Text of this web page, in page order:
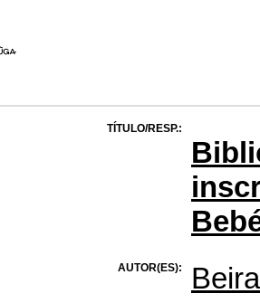
TÍTULO/RESP.:
AUTOR(ES):